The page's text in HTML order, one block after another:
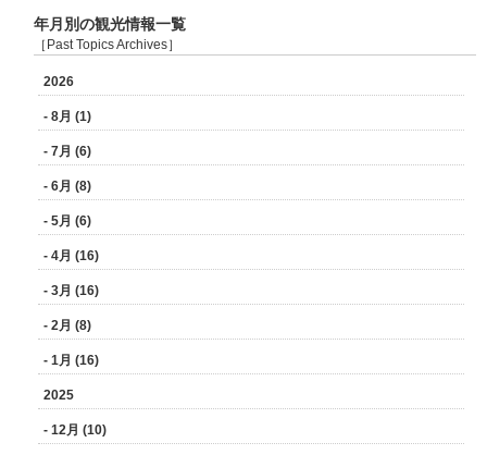
年月別の観光情報一覧
［Past Topics Archives］
2026
- 8月 (1)
- 7月 (6)
- 6月 (8)
- 5月 (6)
- 4月 (16)
- 3月 (16)
- 2月 (8)
- 1月 (16)
2025
- 12月 (10)